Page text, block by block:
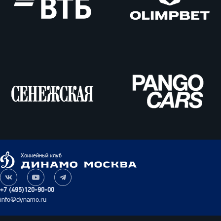
Cars
Динамо
Москва
Хоккейный клуб
+7 (495)120-90-00
info@dynamo.ru
Наша
группа
ВКонтакте
Наш
канал
на
Наш
канал